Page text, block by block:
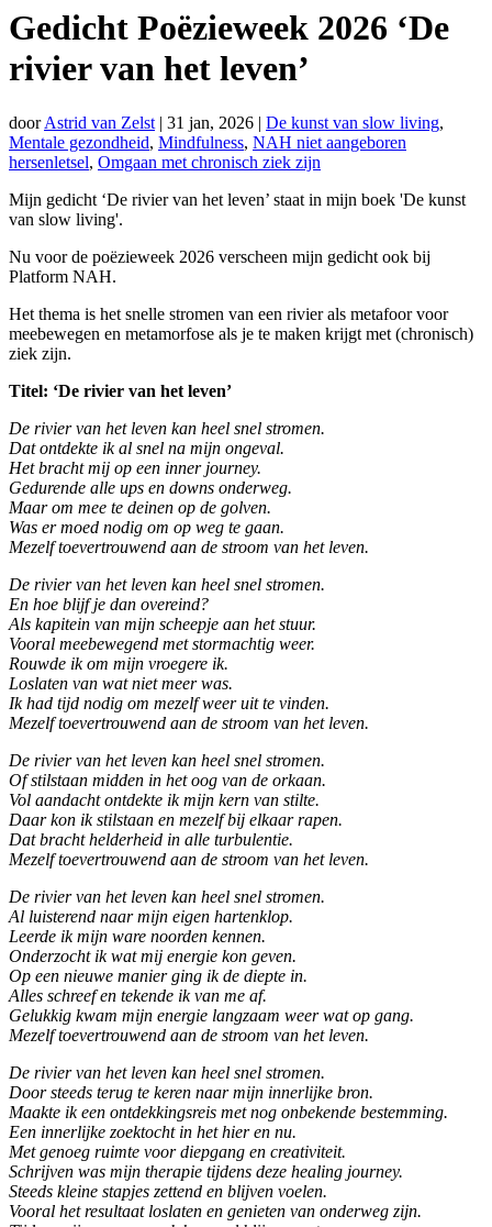
Gedicht Poëzieweek 2026 ‘De
rivier van het leven’
doorAstrid van Zelst | 31 jan, 2026 | De kunst van slow living,
Mentale gezondheid, Mindfulness, NAH niet aangeboren
hersenletsel, Omgaan met chronisch ziek zijn
Mijn gedicht ‘De rivier van het leven’ staat in mijn boek 'De kunst
van slow living'.
Nu voor de poëzieweek 2026 verscheen mijn gedicht ook bij
Platform NAH.
Het thema is het snelle stromen van een rivier als metafoor voor
meebewegen en metamorfose als je te maken krijgt met (chronisch)
ziek zijn.
Titel: ‘De rivier van het leven’
De rivier van het leven kan heel snel stromen.
Dat ontdekte ik al snel na mijn ongeval.
Het bracht mij op een inner journey.
Gedurende alle ups en downs onderweg.
Maar om mee te deinen op de golven.
Was er moed nodig om op weg te gaan.
Mezelf toevertrouwend aan de stroom van het leven.
De rivier van het leven kan heel snel stromen.
En hoe blijf je dan overeind?
Als kapitein van mijn scheepje aan het stuur.
Vooral meebewegend met stormachtig weer.
Rouwde ik om mijn vroegere ik.
Loslaten van wat niet meer was.
Ik had tijd nodig om mezelf weer uit te vinden.
Mezelf toevertrouwend aan de stroom van het leven.
De rivier van het leven kan heel snel stromen.
Of stilstaan midden in het oog van de orkaan.
Vol aandacht ontdekte ik mijn kern van stilte.
Daar kon ik stilstaan en mezelf bij elkaar rapen.
Dat bracht helderheid in alle turbulentie.
Mezelf toevertrouwend aan de stroom van het leven.
De rivier van het leven kan heel snel stromen.
Al luisterend naar mijn eigen hartenklop.
Leerde ik mijn ware noorden kennen.
Onderzocht ik wat mij energie kon geven.
Op een nieuwe manier ging ik de diepte in.
Alles schreef en tekende ik van me af.
Gelukkig kwam mijn energie langzaam weer wat op gang.
Mezelf toevertrouwend aan de stroom van het leven.
De rivier van het leven kan heel snel stromen.
Door steeds terug te keren naar mijn innerlijke bron.
Maakte ik een ontdekkingsreis met nog onbekende bestemming.
Een innerlijke zoektocht in het hier en nu.
Met genoeg ruimte voor diepgang en creativiteit.
Schrijven was mijn therapie tijdens deze healing journey.
Steeds kleine stapjes zettend en blijven voelen.
Vooral het resultaat loslaten en genieten van onderweg zijn.